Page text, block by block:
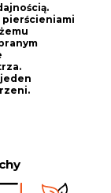
pierścieniami